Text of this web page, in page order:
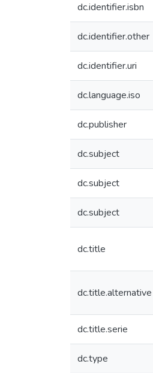
dc.identifier.isbn
dc.identifier.other
dc.identifier.uri
dc.language.iso
dc.publisher
dc.subject
dc.subject
dc.subject
dc.title
dc.title.alternative
dc.title.serie
dc.type